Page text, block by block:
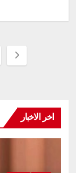
تعدد
اخر الاخبار